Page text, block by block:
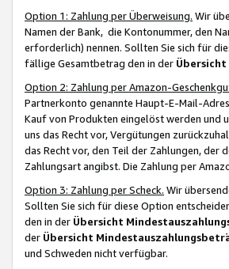
Option 1: Zahlung per Überweisung. Wir
Namen der Bank, die Kontonummer, den
erforderlich) nennen. Sollten Sie sich für
fällige Gesamtbetrag den in der
Option 2: Zahlung per Amazon-
Partnerkonto genannte Haupt-E-Mail-
Kauf von Produkten eingelöst werden und
uns das Recht vor, Vergütungen
das Recht vor, den Teil der Zahlungen,
Zahlungsart angibst. Die Zahlung per
Option 3: Zahlung per Scheck. Wir
Sollten Sie sich für diese Option
den in der Übersicht
der Übersicht
und Schweden nicht verfügbar.